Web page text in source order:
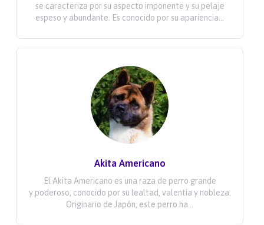
se caracteriza por su aspecto imponente y su pelaje
espeso y abundante. Es conocido por su apariencia...
Akita Americano
El Akita Americano es una raza de perro grande
y poderoso, conocido por su lealtad, valentía y nobleza.
Originario de Japón, este perro ha...